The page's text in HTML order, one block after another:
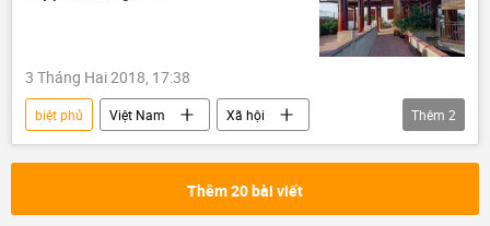
3 Tháng Hai 2018, 17:38
biệt phủ Việt Nam
Xã hội
Thời sự
Đắk Lắk
Thêm 2
Thêm 20 bài viết